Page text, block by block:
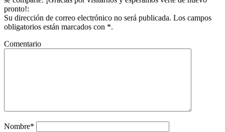
pronto!:
Su dirección de correo electrónico no será publicada. Los campos
obligatorios están marcados con *.
Comentario
Nombre*